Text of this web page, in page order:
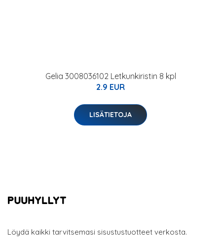
Gelia 3008036102 Letkunkiristin 8 kpl
2.9 EUR
LISÄTIETOJA
Löydä kaikki tarvitsemasi sisustustuotteet verkosta.